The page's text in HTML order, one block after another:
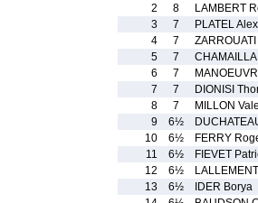
2
8
LAMBERT
3
7
PLATEL
4
7
5
7
6
7
7
7
DIONISI
8
7
MILLON
9
6½
10
6½
FERRY
11
6½
FIEVET
12
6½
13
6½
IDER Borya